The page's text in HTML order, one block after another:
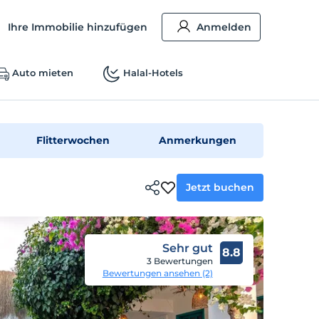
Ihre Immobilie hinzufügen Anmelden
Auto mieten Halal-Hotels
Flitterwochen Anmerkungen
Jetzt buchen
Sehr gut
3 Bewertungen
Bewertungen ansehen (2)
8.8